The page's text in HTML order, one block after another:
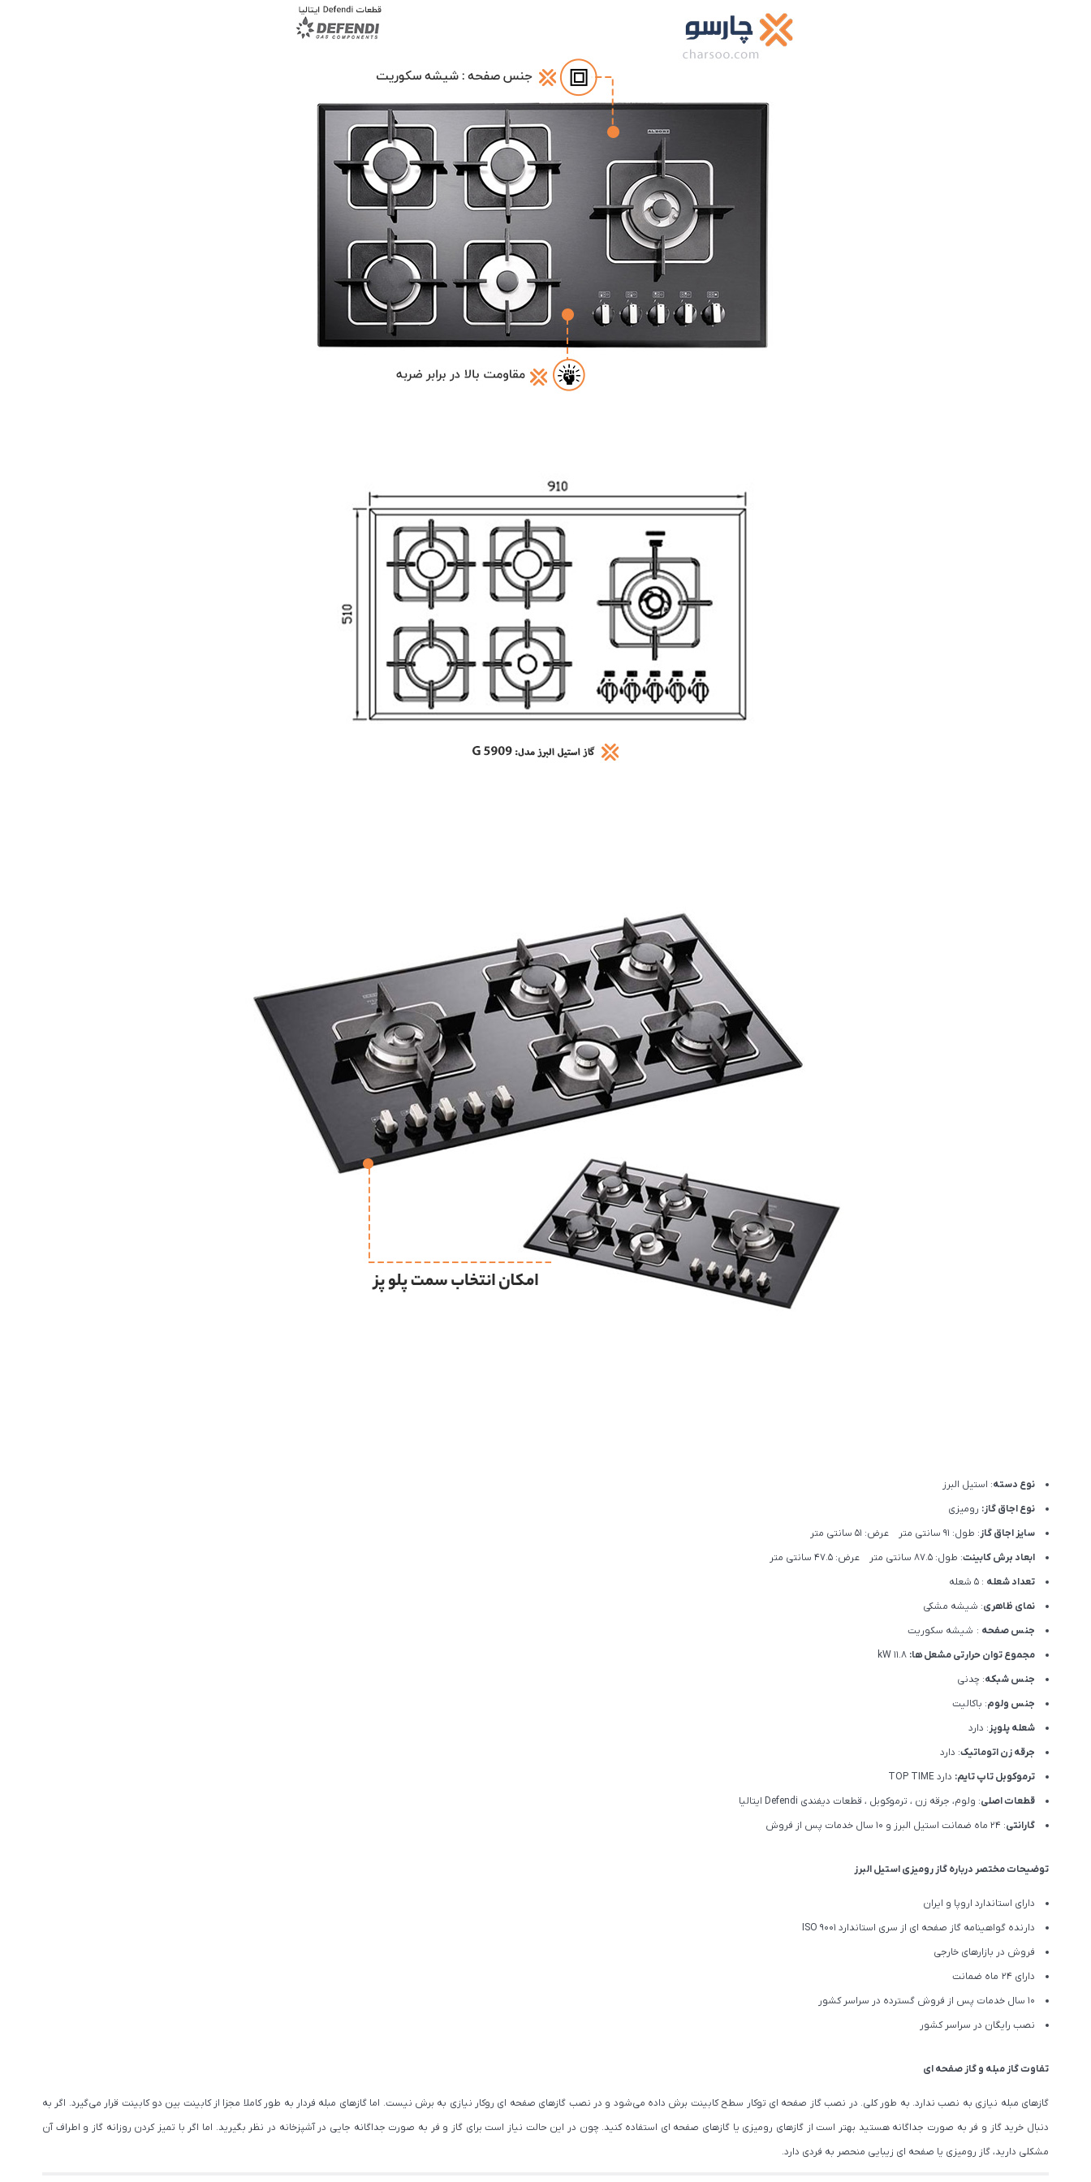
نوع دسته: استیل البرز
نوع اجاق گاز: رومیزی
سایز اجاق گاز: طول: 91 سانتی متر عرض: 51 سانتی متر
ابعاد برش کابینت: طول: 87.5 سانتی متر عرض: 47.5 سانتی متر
تعداد شعله : 5 شعله
نمای ظاهری: شیشه مشکی
جنس صفحه : شیشه سکوریت
مجموع توان حرارتی مشعل ها:
جنس شبکه: چدنی
جنس ولوم: باکالیت
شعله پلوپز: دارد
جرقه زن اتوماتیک: دارد
ترموکوبل تاپ تایم: دارد TOP TIME
قطعات اصلی: ولوم، جرقه زن ، ترموکوبل ، قطعات دیفندی Defendi ایتالیا
گارانتی: 24 ماه ضمانت استیل البرز و 10 سال خدمات پس از فروش
توضیحات مختصر درباره گاز رومیزی استیل البرز
دارای استاندارد اروپا و ایران
دارنده گواهینامه گاز صفحه ای از سری استاندارد ISO 9001
فروش در بازارهای خارجی
دارای 24 ماه ضمانت
10 سال خدمات پس از فروش گسترده در سراسر کشور
نصب رایگان در سراسر کشور
تفاوت گاز مبله و گاز صفحه ای
گازهای مبله نیازی به نصب ندارد. به طور کلی. در نصب گاز صفحه ای توکار سطح کابینت برش داده می‌شود و در نصب گازهای صفحه ای روکار نیازی به برش نیست. اما گازهای مبله فردار به طور کاملا مجزا از کابینت بین دو کابینت قرار می‌گیرد. اگر به
دنبال خرید گاز و فر به صورت جداگانه هستید بهتر است از گازهای رومیزی یا گازهای صفحه ای استفاده کنید. چون در این حالت نیاز است برای گاز و فر به صورت جداگانه جایی در آشپزخانه در نظر بگیرید. اما اگر با تمیز کردن روزانه گاز و اطراف آن
مشکلی دارید، گاز رومیزی یا صفحه ای زیبایی منحصر به فردی دارد.